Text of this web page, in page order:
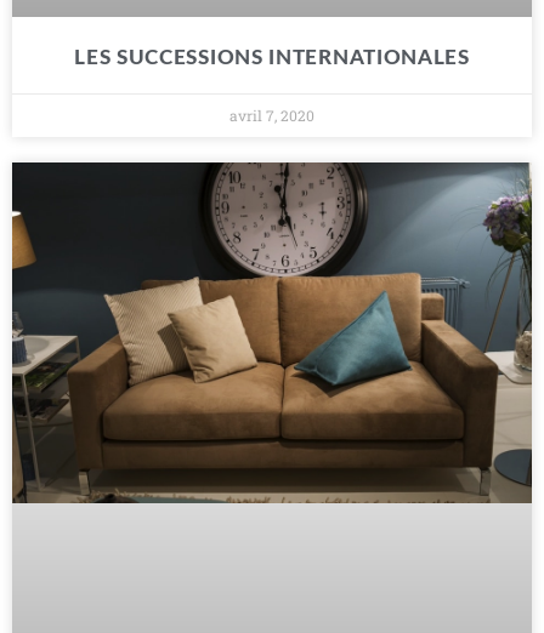
LES SUCCESSIONS INTERNATIONALES
avril 7, 2020